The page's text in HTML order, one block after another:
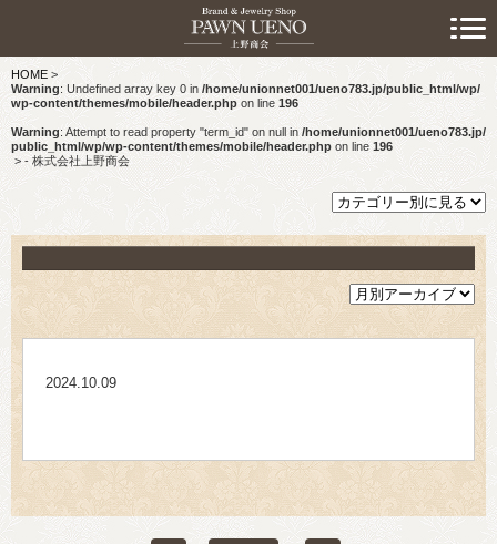
HOME >
Warning: Undefined array key 0 in /home/unionnet001/ueno783.jp/public_html/wp/
wp-content/themes/mobile/header.php on line 196
Warning: Attempt to read property "term_id" on null in /home/unionnet001/ueno783.jp/
public_html/wp/wp-content/themes/mobile/header.phpon line196
> - 株式会社上野商会
2024.10.09
> 初めての方へ
> 預けたい方
> 売りたい方
> 買いたい方
> 取り扱い品目
> 商品情報
> 会社概要